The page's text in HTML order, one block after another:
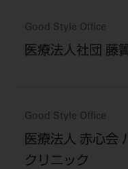
Good Style Office
医療法人社団
Good Style Office
医療法人 赤心会
クリニック